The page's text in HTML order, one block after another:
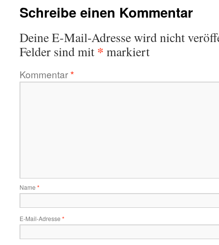
Schreibe einen Kommentar
Deine E-Mail-Adresse wird nicht
Felder sind mit * markiert
Kommentar*
Name *
E-Mail-Adresse *